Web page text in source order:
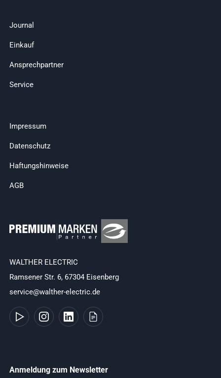
Journal
Einkauf
Ansprechpartner
Service
Impressum
Datenschutz
Haftungshinweise
AGB
WALTHER ELECTRIC
Ramsener Str. 6, 67304 Eisenberg
service@walther-electric.de
Anmeldung zum Newsletter